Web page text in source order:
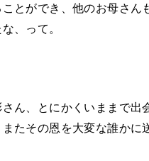
とができ、他のお母さん
、って。
ん、とにかくいままで出
たその恩を大変な誰かに